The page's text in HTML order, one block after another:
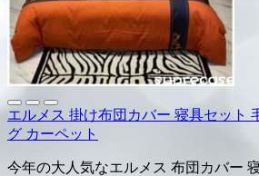
エルメス 掛け布団カバー 寝具セット
グ カーペット
今年の大人気なエルメス 布団カバー